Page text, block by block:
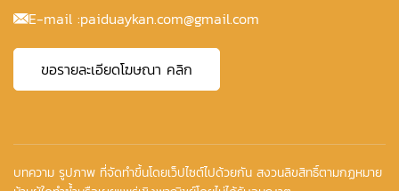
E-mail :paiduaykan.com@gmail.com
ขอรายละเอียดโฆษณา คลิก
บทความ รูปภาพ ที่จัดทำขึ้นโดยเว็ปไซต์ไปด้วยกัน สงวนลิขสิทธิ์ตามกฏหมาย